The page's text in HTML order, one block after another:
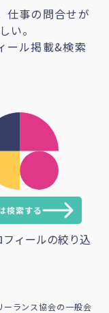
仕事の問合せが
い。
ール掲載&検索
検索する
ィールの絞り込
ランス協会の一般会